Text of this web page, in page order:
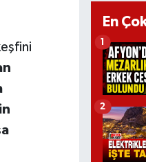
En
1
2